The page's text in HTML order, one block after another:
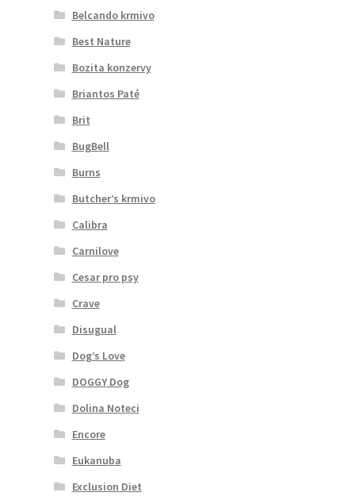
Belcando krmivo
Best Nature
Bozita konzervy
Briantos Paté
Brit
BugBell
Burns
Butcher’s krmivo
Calibra
Carnilove
Cesar pro psy
Crave
Disugual
Dog’s Love
DOGGY Dog
Dolina Noteci
Encore
Eukanuba
Exclusion Diet